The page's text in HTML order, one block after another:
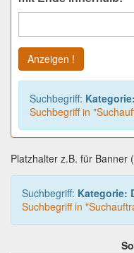
Anzeigen !
Suchbegriff:
Suchbegriff in
Platzhalter z.B. für Banner
Suchbegriff: Kategorie:
Suchbegriff in